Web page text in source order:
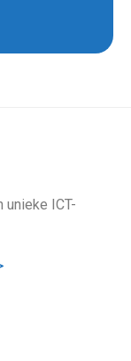
unieke ICT-